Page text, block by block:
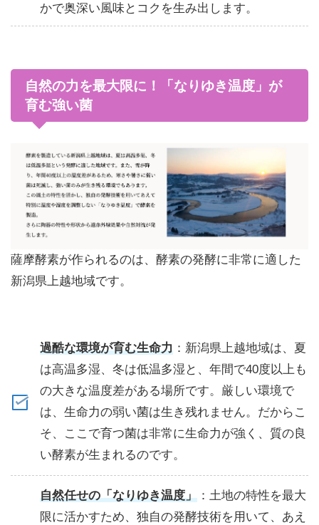
かで奥深い風味とコクを生み出します。
自然の力を最大限に！「なりゆき温度」が
育む強い菌
薩摩酵素が作られるのは、酵素の発酵に非常に適した
新潟県上越地域です。
過酷な環境が育む生命力：新潟県上越地域は、夏
は高温多湿、冬は低温多湿と、年間で40度以上も
の大きな温度差がある場所です。厳しい環境で
は、生命力の弱い菌は生き残れません。だからこ
そ、ここで育つ菌は非常に生命力が強く、質の良
い酵素が生まれるのです。
自然任せの「なりゆき温度」：土地の特性を最大
限に活かすため、独自の発酵技術を用いて、あえ